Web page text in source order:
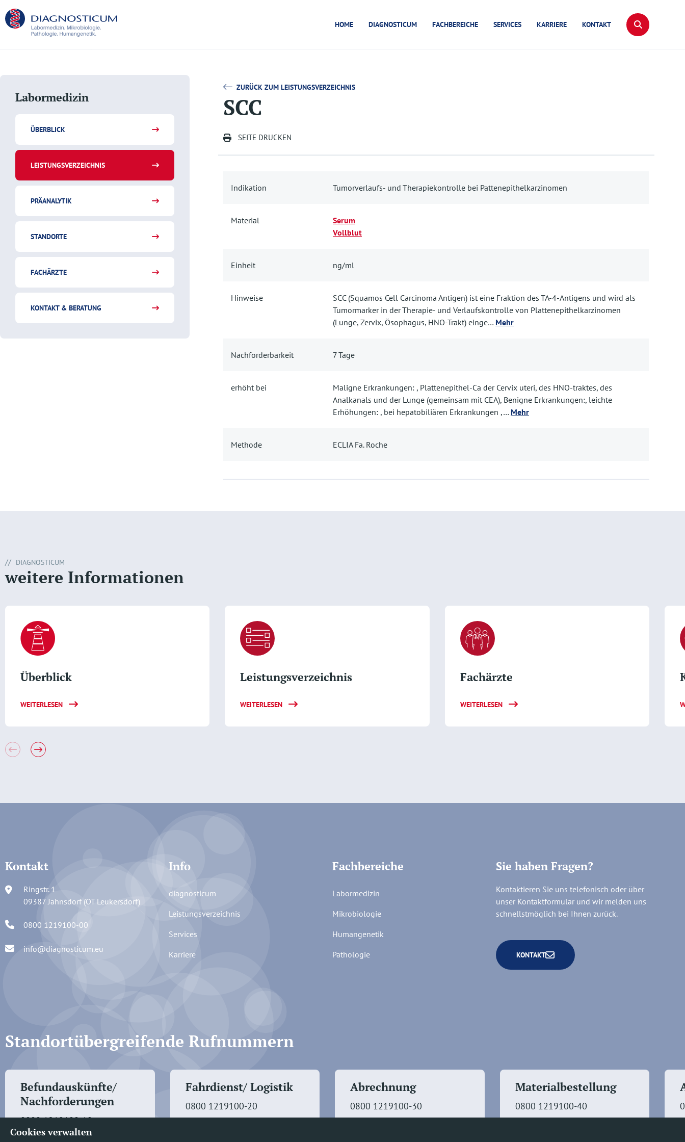
Cookies verwalten
HOME DIAGNOSTICUM FACHBEREICHE SERVICES KARRIERE KONTAKT
Labormedizin
ÜBERBLICK
LEISTUNGSVERZEICHNIS
PRÄANALYTIK
STANDORTE
FACHÄRZTE
KONTAKT & BERATUNG
ZURÜCK ZUM LEISTUNGSVERZEICHNIS
SCC
SEITE DRUCKEN
Indikation Tumorverlaufs- und Therapiekontrolle bei Pattenepithelkarzinomen
Material
Serum
Vollblut
Einheit ng/ml
Hinweise
SCC (Squamos Cell Carcinoma Antigen) ist eine Fraktion des TA-4-Antigens und wird als
Tumormarker in der Therapie- und Verlaufskontrolle von Plattenepithelkarzinomen
(Lunge, Zervix, Ösophagus, HNO-Trakt) einge… Mehr
Nachforderbarkeit 7 Tage
erhöht bei
Maligne Erkrankungen: , Plattenepithel-Ca der Cervix uteri, des HNO-traktes, des
Analkanals und der Lunge (gemeinsam mit CEA), Benigne Erkrankungen:, leichte
Erhöhungen: , bei hepatobiliären Erkrankungen ,… Mehr
Methode ECLIA Fa. Roche
DIAGNOSTICUM
weitere Informationen
Überblick
WEITERLESEN
Leistungsverzeichnis
WEITERLESEN
Fachärzte
WEITERLESEN
Kontakt
Ringstr. 1
09387 Jahnsdorf (OT Leukersdorf)
0800 1219100-00
info@diagnosticum.eu
Info
diagnosticum
Leistungsverzeichnis
Services
Karriere
Fachbereiche
Labormedizin
Mikrobiologie
Humangenetik
Pathologie
Sie haben Fragen?
Kontaktieren Sie uns telefonisch oder über
unser Kontaktformular und wir melden uns
schnellstmöglich bei Ihnen zurück.
KONTAKT
Standortübergreifende Rufnummern
Befundauskünfte/
Nachforderungen
0800 1219100-10
Fahrdienst/ Logistik
0800 1219100-20
Abrechnung
0800 1219100-30
Materialbestellung
0800 1219100-40